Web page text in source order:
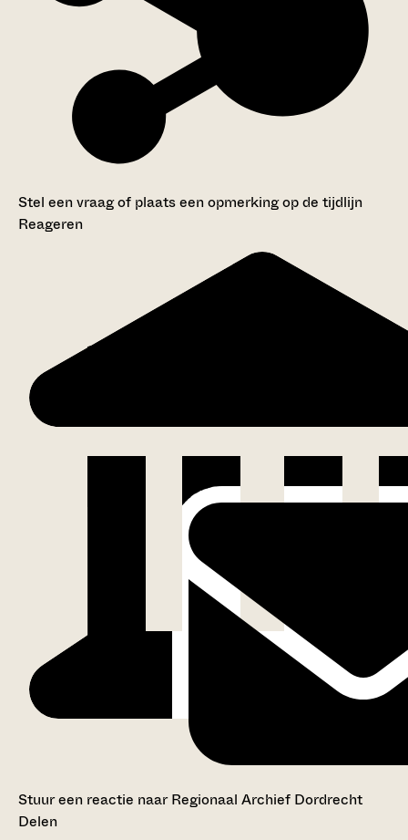
Stel een vraag of plaats een opmerking op de tijdlijn
Reageren
Stuur een reactie naar Regionaal Archief Dordrecht
Delen